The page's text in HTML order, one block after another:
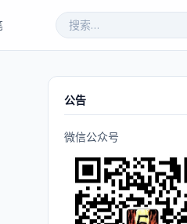
公告
微信公众号